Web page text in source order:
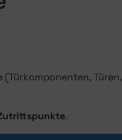
Türen,
.